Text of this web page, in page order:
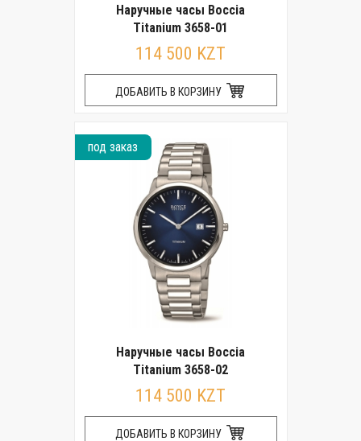
Наручные часы Boccia
Titanium 3658-01
114 500 KZT
ДОБАВИТЬ В КОРЗИНУ
под заказ
Наручные часы Boccia
Titanium 3658-02
114 500 KZT
ДОБАВИТЬ В КОРЗИНУ